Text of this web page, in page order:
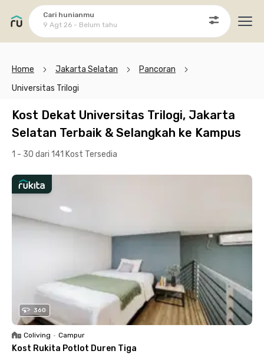
Cari hunianmu
9 Agt 26 - Belum tahu
Home Jakarta Selatan
Pancoran
Universitas Trilogi
Kost Dekat Universitas Trilogi, Jakarta
Selatan Terbaik & Selangkah ke Kampus
1 - 30 dari 141 Kost Tersedia
360
Coliving • Campur
Kost Rukita Potlot Duren Tiga